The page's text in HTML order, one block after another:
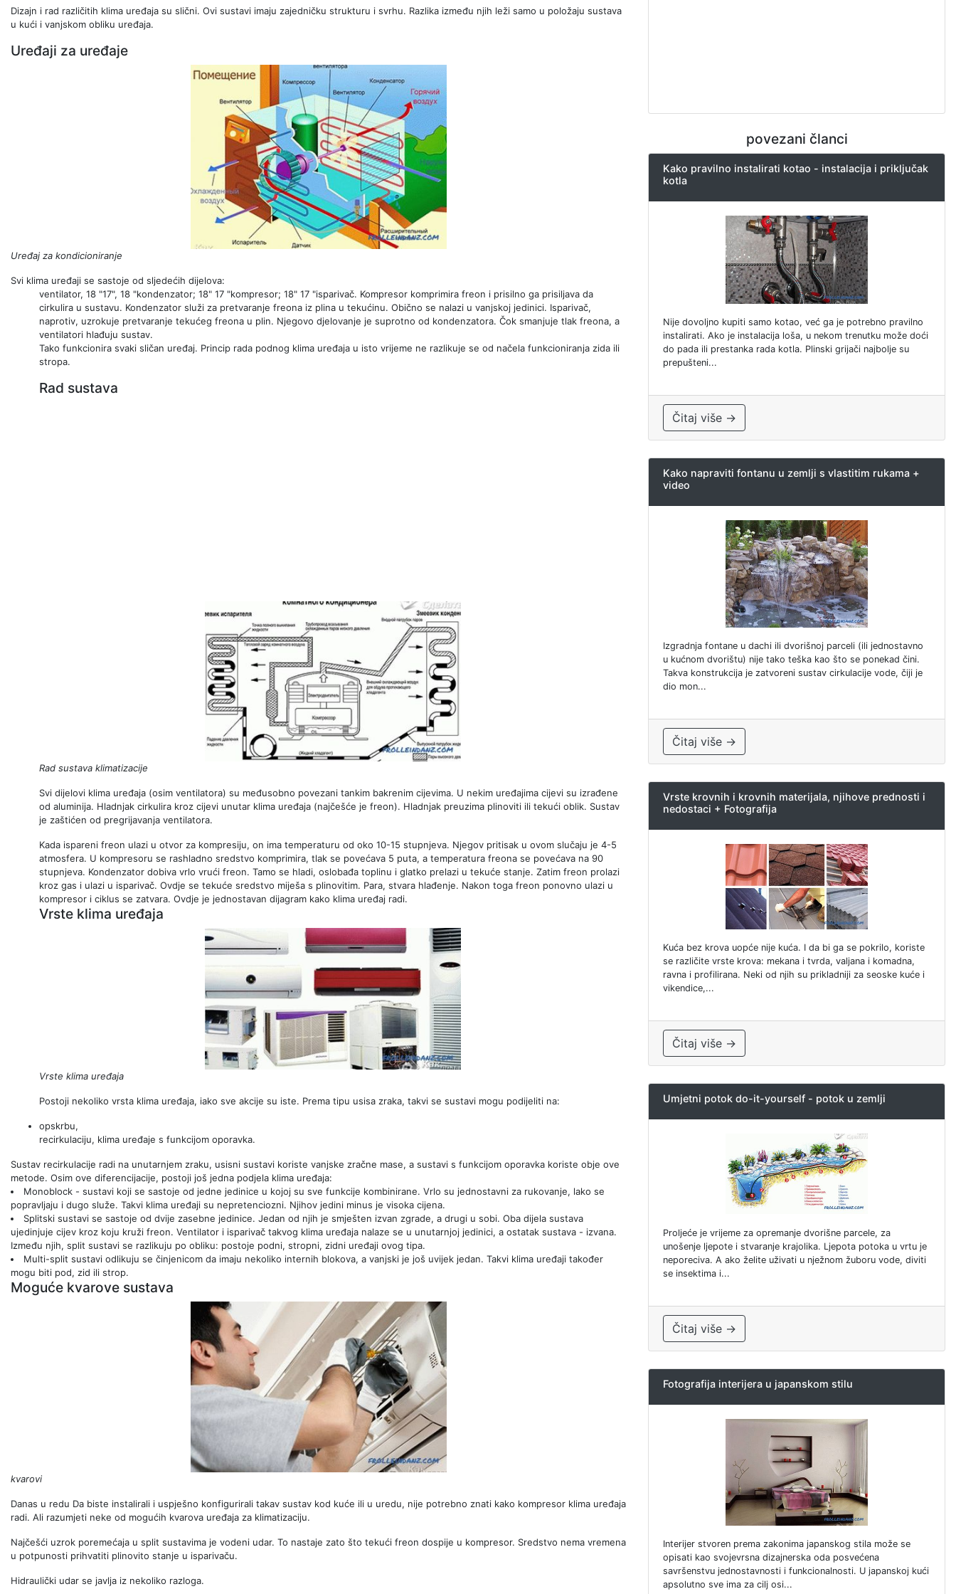
Dizajn i rad različitih klima uređaja su slični. Ovi sustavi imaju zajedničku strukturu i svrhu. Razlika između njih leži samo u položaju sustava
u kući i vanjskom obliku uređaja.
Uređaji za uređaje
Uređaj za kondicioniranje
Svi klima uređaji se sastoje od sljedećih dijelova:
ventilator, 18 "17", 18 "kondenzator; 18" 17 "kompresor; 18" 17 "isparivač. Kompresor komprimira freon i prisilno ga prisiljava da
cirkulira u sustavu. Kondenzator služi za pretvaranje freona iz plina u tekućinu. Obično se nalazi u vanjskoj jedinici. Isparivač,
naprotiv, uzrokuje pretvaranje tekućeg freona u plin. Njegovo djelovanje je suprotno od kondenzatora. Čok smanjuje tlak freona, a
ventilatori hlađuju sustav.
Tako funkcionira svaki sličan uređaj. Princip rada podnog klima uređaja u isto vrijeme ne razlikuje se od načela funkcioniranja zida ili
stropa.
Rad sustava
Rad sustava klimatizacije
Svi dijelovi klima uređaja (osim ventilatora) su međusobno povezani tankim bakrenim cijevima. U nekim uređajima cijevi su izrađene
od aluminija. Hladnjak cirkulira kroz cijevi unutar klima uređaja (najčešće je freon). Hladnjak preuzima plinoviti ili tekući oblik. Sustav
je zaštićen od pregrijavanja ventilatora.
Kada ispareni freon ulazi u otvor za kompresiju, on ima temperaturu od oko 10-15 stupnjeva. Njegov pritisak u ovom slučaju je 4-5
atmosfera. U kompresoru se rashladno sredstvo komprimira, tlak se povećava 5 puta, a temperatura freona se povećava na 90
stupnjeva. Kondenzator dobiva vrlo vrući freon. Tamo se hladi, oslobađa toplinu i glatko prelazi u tekuće stanje. Zatim freon prolazi
kroz gas i ulazi u isparivač. Ovdje se tekuće sredstvo miješa s plinovitim. Para, stvara hlađenje. Nakon toga freon ponovno ulazi u
kompresor i ciklus se zatvara. Ovdje je jednostavan dijagram kako klima uređaj radi.
Vrste klima uređaja
Vrste klima uređaja
Postoji nekoliko vrsta klima uređaja, iako sve akcije su iste. Prema tipu usisa zraka, takvi se sustavi mogu podijeliti na:
opskrbu,
recirkulaciju, klima uređaje s funkcijom oporavka.
Sustav recirkulacije radi na unutarnjem zraku, usisni sustavi koriste vanjske zračne mase, a sustavi s funkcijom oporavka koriste obje ove
metode. Osim ove diferencijacije, postoji još jedna podjela klima uređaja:
Monoblock - sustavi koji se sastoje od jedne jedinice u kojoj su sve funkcije kombinirane. Vrlo su jednostavni za rukovanje, lako se
popravljaju i dugo služe. Takvi klima uređaji su nepretenciozni. Njihov jedini minus je visoka cijena.
Splitski sustavi se sastoje od dvije zasebne jedinice. Jedan od njih je smješten izvan zgrade, a drugi u sobi. Oba dijela sustava
ujedinjuje cijev kroz koju kruži freon. Ventilator i isparivač takvog klima uređaja nalaze se u unutarnjoj jedinici, a ostatak sustava - izvana.
Između njih, split sustavi se razlikuju po obliku: postoje podni, stropni, zidni uređaji ovog tipa.
Multi-split sustavi odlikuju se činjenicom da imaju nekoliko internih blokova, a vanjski je još uvijek jedan. Takvi klima uređaji također
mogu biti pod, zid ili strop.
Moguće kvarove sustava
kvarovi
Danas u redu Da biste instalirali i uspješno konfigurirali takav sustav kod kuće ili u uredu, nije potrebno znati kako kompresor klima uređaja
radi. Ali razumjeti neke od mogućih kvarova uređaja za klimatizaciju.
Najčešći uzrok poremećaja u split sustavima je vodeni udar. To nastaje zato što tekući freon dospije u kompresor. Sredstvo nema vremena
u potpunosti prihvatiti plinovito stanje u isparivaču.
Hidraulički udar se javlja iz nekoliko razloga.
povezani članci
Kako pravilno instalirati kotao - instalacija i priključak
kotla
Nije dovoljno kupiti samo kotao, već ga je potrebno pravilno
instalirati. Ako je instalacija loša, u nekom trenutku može doći
do pada ili prestanka rada kotla. Plinski grijači najbolje su
prepušteni...
Čitaj više →
Kako napraviti fontanu u zemlji s vlastitim rukama +
video
Izgradnja fontane u dachi ili dvorišnoj parceli (ili jednostavno
u kućnom dvorištu) nije tako teška kao što se ponekad čini.
Takva konstrukcija je zatvoreni sustav cirkulacije vode, čiji je
dio mon...
Čitaj više →
Vrste krovnih i krovnih materijala, njihove prednosti i
nedostaci + Fotografija
Kuća bez krova uopće nije kuća. I da bi ga se pokrilo, koriste
se različite vrste krova: mekana i tvrda, valjana i komadna,
ravna i profilirana. Neki od njih su prikladniji za seoske kuće i
vikendice,...
Čitaj više →
Umjetni potok do-it-yourself - potok u zemlji
Proljeće je vrijeme za opremanje dvorišne parcele, za
unošenje ljepote i stvaranje krajolika. Ljepota potoka u vrtu je
neporeciva. A ako želite uživati ​​u nježnom žuboru vode, diviti
se insektima i...
Čitaj više →
Fotografija interijera u japanskom stilu
Interijer stvoren prema zakonima japanskog stila može se
opisati kao svojevrsna dizajnerska oda posvećena
savršenstvu jednostavnosti i funkcionalnosti. U japanskoj kući
apsolutno sve ima za cilj osi...